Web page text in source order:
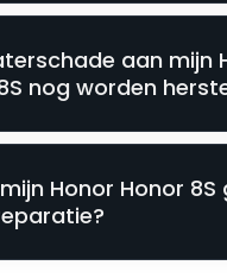
aan mijn
nog worden
Honor Honor